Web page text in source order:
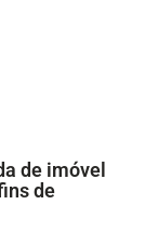
de imóvel
de